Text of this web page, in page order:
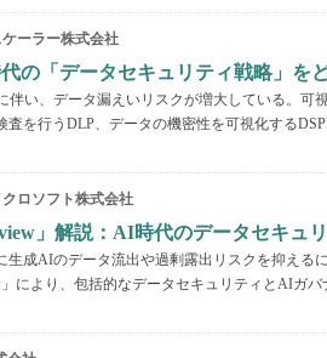
ーラー株式会社
の「データセキュリティ戦略」を
伴い、データ漏えいリスクが増大している。可
査を行うDLP、データの機密性を可視化する
クロソフト株式会社
」解説：AI時代のデータセキュ
生成AIのデータ流出や過剰露出リスクを抑え
」により、包括的なデータセキュリティとAIガ